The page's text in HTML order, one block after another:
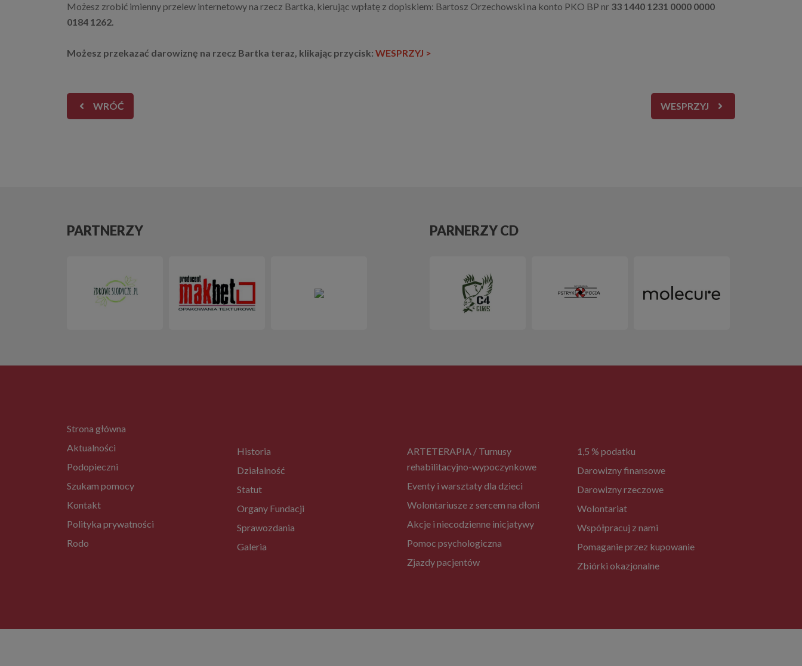
Możesz zrobić imienny przelew internetowy na rzecz Bartka, kierując wpłatę z dopiskiem: Bartosz Orzechowski na konto PKO BP nr 33 1440 1231 0000 0000
0184 1262.
Możesz przekazać darowiznę na rzecz Bartka teraz, klikając przycisk: WESPRZYJ >
WRÓĆ WESPRZYJ
PARTNERZY PARNERZY CD
Strona główna
Aktualności
Podopieczni
Szukam pomocy
Kontakt
Polityka prywatności
Rodo
Historia
Działalność
Statut
Organy Fundacji
Sprawozdania
Galeria
ARTETERAPIA / Turnusy
rehabilitacyjno-wypoczynkowe
Eventy i warsztaty dla dzieci
Wolontariusze z sercem na dłoni
Akcje i niecodzienne inicjatywy
Pomoc psychologiczna
Zjazdy pacjentów
1,5 % podatku
Darowizny finansowe
Darowizny rzeczowe
Wolontariat
Współpracuj z nami
Pomaganie przez kupowanie
Zbiórki okazjonalne